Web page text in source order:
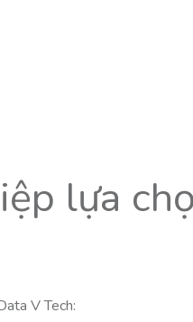
lựa
V Tech: